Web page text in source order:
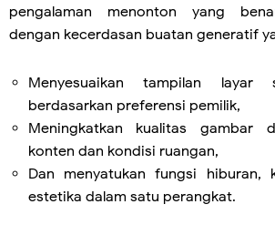
pengalaman menonton yang
dengan kecerdasan buatan generatif
Menyesuaikan tampilan layar
berdasarkan preferensi pemilik,
Meningkatkan kualitas gambar
konten dan kondisi ruangan,
Dan menyatukan fungsi hiburan,
estetika dalam satu perangkat.